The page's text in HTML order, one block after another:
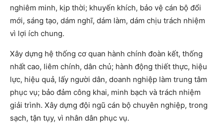
nghiêm minh, kịp thời; khuyến khích, bảo vệ cán bộ đổi
mới, sáng tạo, dám nghĩ, dám làm, dám chịu trách nhiệm
vì lợi ích chung.
Xây dựng hệ thống cơ quan hành chính đoàn kết, thống
nhất cao, liêm chính, dân chủ; hành động thiết thực, hiệu
lực, hiệu quả, lấy người dân, doanh nghiệp làm trung tâm
phục vụ; bảo đảm công khai, minh bạch và trách nhiệm
giải trình. Xây dựng đội ngũ cán bộ chuyên nghiệp, trong
sạch, tận tụy, vì nhân dân phục vụ.